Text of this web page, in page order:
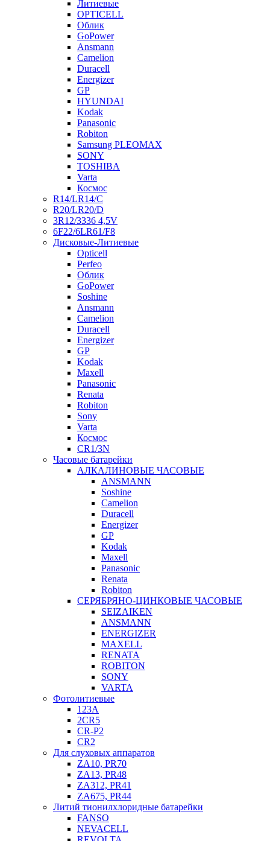
Литиевые
OPTICELL
Облик
GoPower
Ansmann
Camelion
Duracell
Energizer
GP
HYUNDAI
Kodak
Panasonic
Robiton
Samsung PLEOMAX
SONY
TOSHIBA
Varta
Космос
R14/LR14/C
R20/LR20/D
3R12/3336 4,5V
6F22/6LR61/F8
Дисковые-Литиевые
Opticell
Perfeo
Облик
GoPower
Soshine
Ansmann
Camelion
Duracell
Energizer
GP
Kodak
Maxell
Panasonic
Renata
Robiton
Sony
Varta
Космос
CR1/3N
Часовые батарейки
АЛКАЛИНОВЫЕ ЧАСОВЫЕ
ANSMANN
Soshine
Camelion
Duracell
Energizer
GP
Kodak
Maxell
Panasonic
Renata
Robiton
СЕРЯБРЯНО-ЦИНКОВЫЕ ЧАСОВЫЕ
SEIZAIKEN
ANSMANN
ENERGIZER
MAXELL
RENATA
ROBITON
SONY
VARTA
Фотолитиевые
123A
2CR5
CR-P2
CR2
Для слуховых аппаратов
ZA10, PR70
ZA13, PR48
ZA312, PR41
ZA675, PR44
Литий тионилхлоридные батарейки
FANSO
NEVACELL